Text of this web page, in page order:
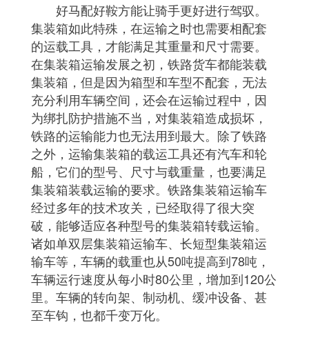
好马配好鞍方能让骑手更好进行驾驭。
集装箱如此特殊，在运输之时也需要相配套
的运载工具，才能满足其重量和尺寸需要。
在集装箱运输发展之初，铁路货车都能装载
集装箱，但是因为箱型和车型不配套，无法
充分利用车辆空间，还会在运输过程中，因
为绑扎防护措施不当，对集装箱造成损坏，
铁路的运输能力也无法用到最大。除了铁路
之外，运输集装箱的载运工具还有汽车和轮
船，它们的型号、尺寸与载重量，也要满足
集装箱装载运输的要求。铁路集装箱运输车
经过多年的技术攻关，已经取得了很大突
破，能够适应各种型号的集装箱转载运输。
诸如单双层集装箱运输车、长短型集装箱运
输车等，车辆的载重也从50吨提高到78吨，
车辆运行速度从每小时80公里，增加到120公
里。车辆的转向架、制动机、缓冲设备、甚
至车钩，也都千变万化。